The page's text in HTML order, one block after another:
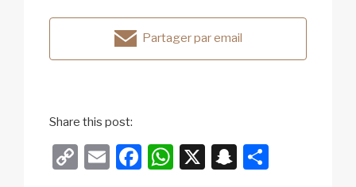
Partager par email
Share this post:
C
E
F
W X
S